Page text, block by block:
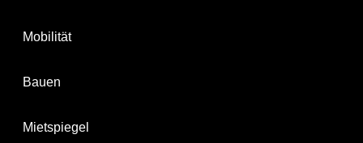
Mobilität
Bauen
Mietspiegel